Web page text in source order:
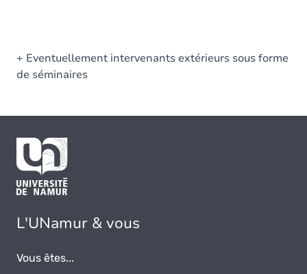
+ Eventuellement intervenants extérieurs sous forme
de séminaires
L'UNamur & vous
Vous êtes...